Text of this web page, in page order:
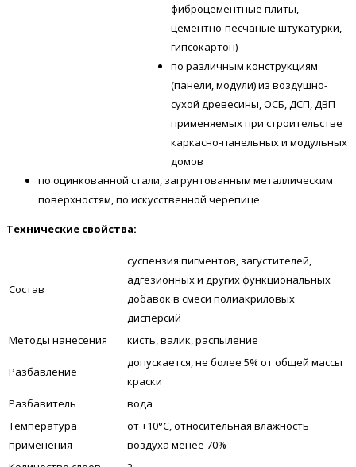
фиброцементные плиты,
цементно-песчаные штукатурки,
гипсокартон)
по различным конструкциям
(панели, модули) из воздушно-
сухой древесины, ОСБ, ДСП, ДВП
применяемых при строительстве
каркасно-панельных и модульных
домов
по оцинкованной стали, загрунтованным металлическим
поверхностям, по искусственной черепице
Технические свойства:
Состав
суспензия пигментов, загустителей,
адгезионных и других функциональных
добавок в смеси полиакриловых
дисперсий
Методы нанесения
кисть, валик, распыление
Разбавление
допускается, не более 5% от общей массы
краски
Разбавитель
вода
Температура
применения
от +10°С, относительная влажность
воздуха менее 70%